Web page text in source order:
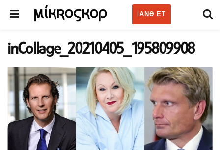
IANƏ ET
inCollage_20210405_195809908